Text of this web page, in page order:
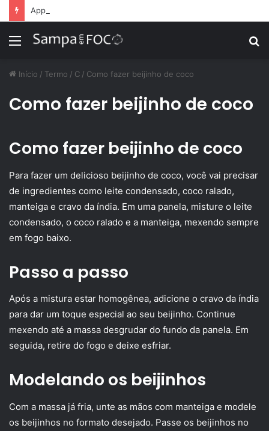
Menu
Início / Termo / C / Como fazer beijinho de coco
Como fazer beijinho de coco
Como fazer beijinho de coco
Para fazer um delicioso beijinho de coco, você vai precisar
de ingredientes como leite condensado, coco ralado,
manteiga e cravo da índia. Em uma panela, misture o leite
condensado, o coco ralado e a manteiga, mexendo sempre
em fogo baixo.
Passo a passo
Após a mistura estar homogênea, adicione o cravo da índia
para dar um toque especial ao seu beijinho. Continue
mexendo até a massa desgrudar do fundo da panela. Em
seguida, retire do fogo e deixe esfriar.
Modelando os beijinhos
Com a massa já fria, unte as mãos com manteiga e modele
os beijinhos no formato desejado. Passe os beijinhos no